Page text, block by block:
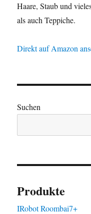
Haare, Staub und
als auch Teppiche.
Direkt auf Amazon
Suchen
Produkte
IRobot Roombai7+